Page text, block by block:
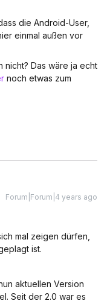
die Android-User,
einmal außen vor
nicht? Das wäre ja echt
noch etwas zum
Forum|Forum|4 years ago
mal zeigen dürfen,
ist.
aktuellen Version
Seit der 2.0 war es